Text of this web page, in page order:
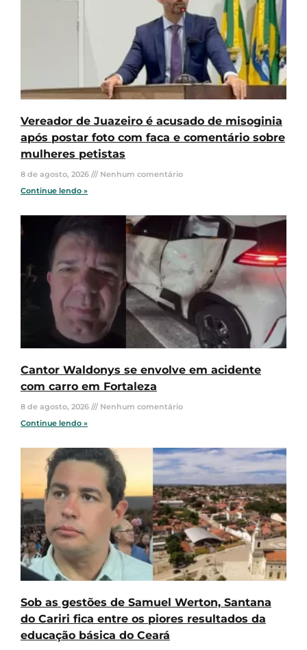
Vereador de Juazeiro é acusado de misoginia
após postar foto com faca e comentário sobre
mulheres petistas
8 de agosto, 2026
Nenhum comentário
Continue lendo »
Cantor Waldonys se envolve em acidente
com carro em Fortaleza
8 de agosto, 2026
Nenhum comentário
Continue lendo »
Sob as gestões de Samuel Werton, Santana
do Cariri fica entre os piores resultados da
educação básica do Ceará